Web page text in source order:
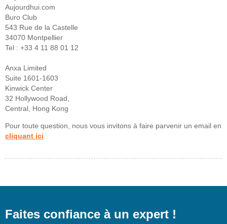
Aujourdhui.com
Buro Club
543 Rue de la Castelle
34070 Montpellier
Tel : +33 4 11 88 01 12
Anxa Limited
Suite 1601-1603
Kinwick Center
32 Hollywood Road,
Central, Hong Kong
Pour toute question, nous vous invitons à faire parvenir un email en
cliquant ici
Faites confiance à un expert !